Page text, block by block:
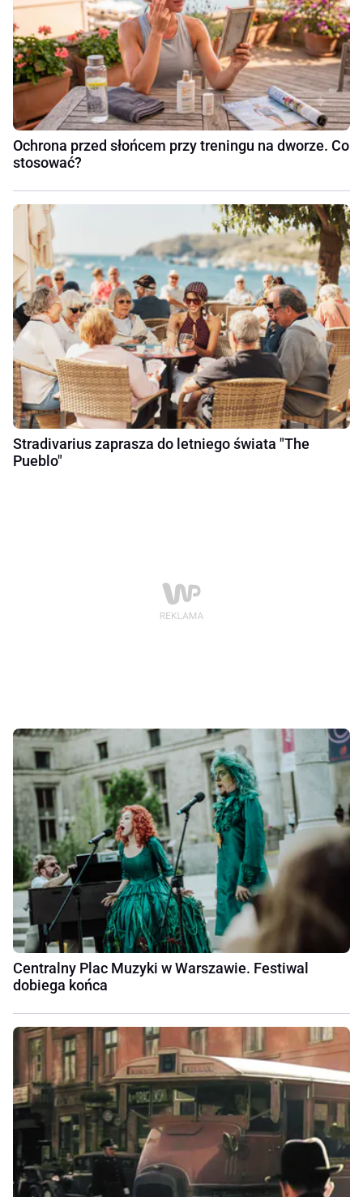
Ochrona przed słońcem przy treningu na dworze. Co
stosować?
Stradivarius zaprasza do letniego świata "The
Pueblo"
Centralny Plac Muzyki w Warszawie. Festiwal
dobiega końca